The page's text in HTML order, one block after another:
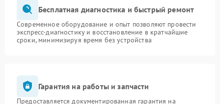
Бесплатная диагностика и быстрый ремонт
Современное оборудование и опыт позволяют провести
экспресс-диагностику и восстановление в кратчайшие
сроки, минимизируя время без устройства
Гарантия на работы и запчасти
Предоставляется документированная гарантия на